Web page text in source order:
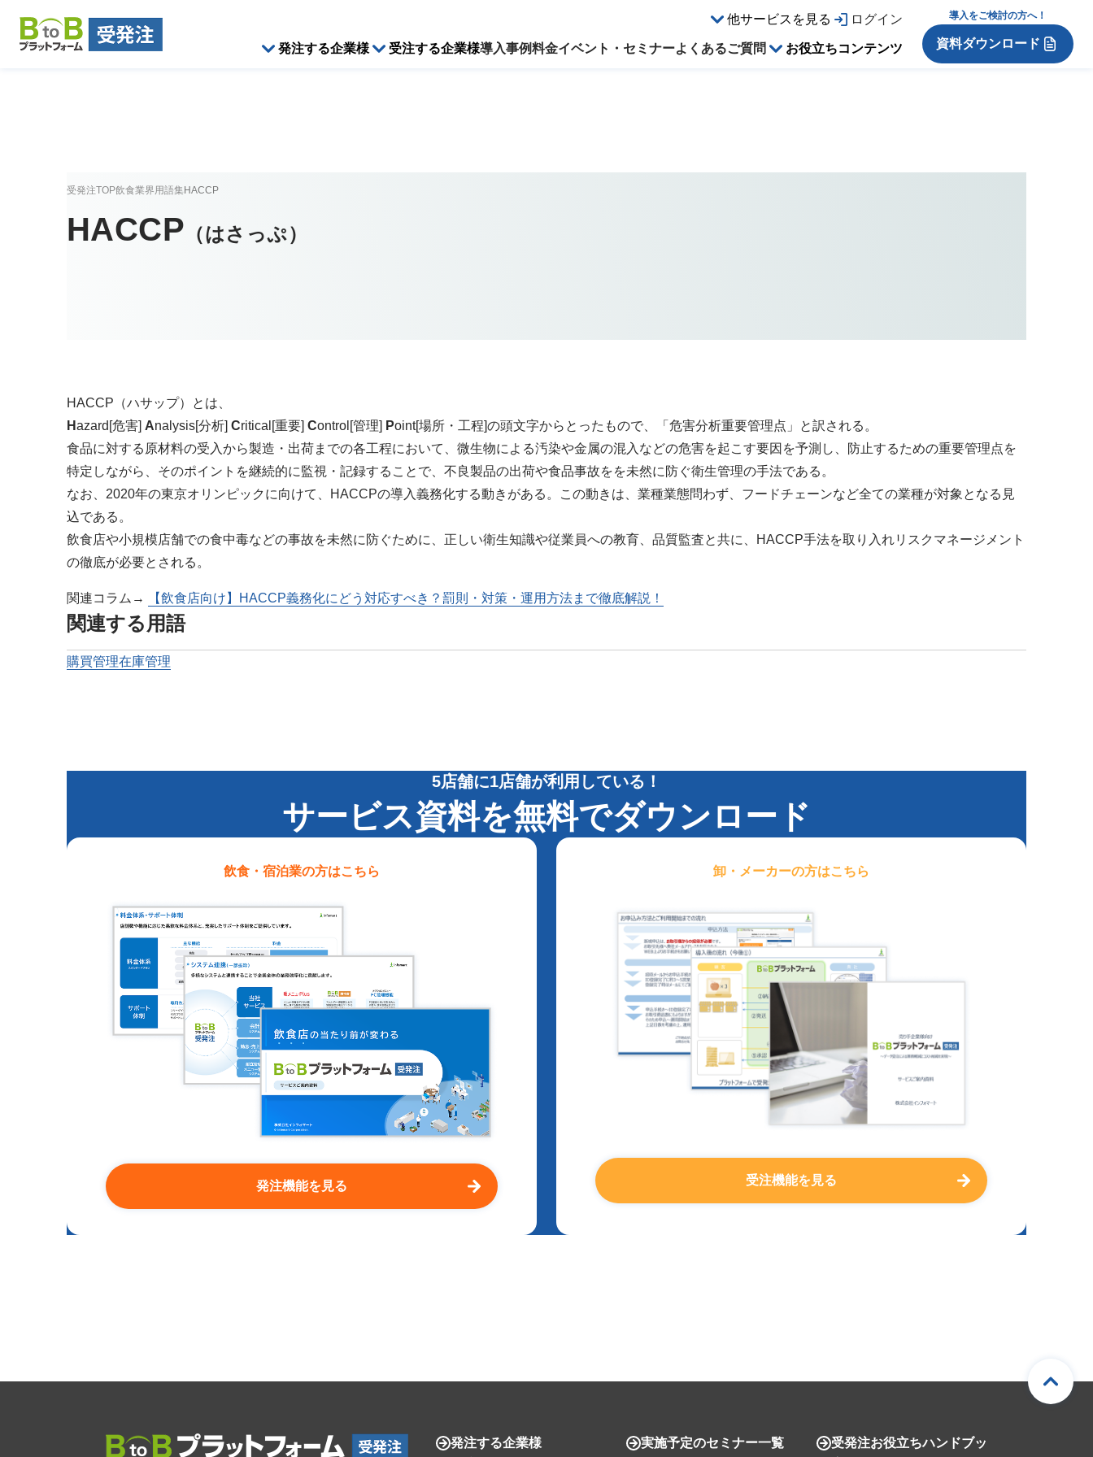
他サービスを見る ログイン
発注する企業様 受注する企業様導入事例料金イベント・セミナーよくあるご質問 お役立ちコンテンツ
導入をご検討の方へ！
資料ダウンロード
受発注TOP飲食業界用語集HACCP
HACCP （はさっぷ）
HACCP（ハサップ）とは、
Hazard[危害] Analysis[分析] Critical[重要] Control[管理] Point[場所・工程]の頭文字からとったもので、「危害分析重要管理点」と訳される。
食品に対する原材料の受入から製造・出荷までの各工程において、微生物による汚染や金属の混入などの危害を起こす要因を予測し、防止するための重要管理点を
特定しながら、そのポイントを継続的に監視・記録することで、不良製品の出荷や食品事故をを未然に防ぐ衛生管理の手法である。
なお、2020年の東京オリンピックに向けて、HACCPの導入義務化する動きがある。この動きは、業種業態問わず、フードチェーンなど全ての業種が対象となる見
込である。
飲食店や小規模店舗での食中毒などの事故を未然に防ぐために、正しい衛生知識や従業員への教育、品質監査と共に、HACCP手法を取り入れリスクマネージメント
の徹底が必要とされる。
関連コラム→ 【飲食店向け】HACCP義務化にどう対応すべき？罰則・対策・運用方法まで徹底解説！
関連する用語
購買管理在庫管理
5店舗に1店舗が利用している！
サービス資料を無料でダウンロード
飲食・宿泊業の方はこちら
発注機能を見る
卸・メーカーの方はこちら
受注機能を見る
発注する企業様 実施予定のセミナー一覧
受発注お役立ちハンドブッ